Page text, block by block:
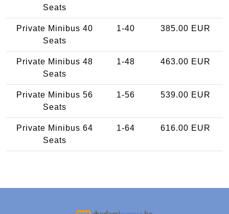
Seats
Private Minibus 40
Seats
1-40 385.00 EUR
Private Minibus 48
Seats
1-48 463.00 EUR
Private Minibus 56
Seats
1-56 539.00 EUR
Private Minibus 64
Seats
1-64 616.00 EUR